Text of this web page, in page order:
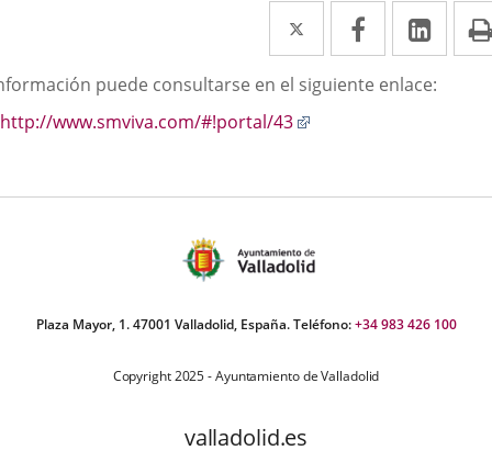
Twitter
Enlace
a
una
aplicación
Facebook
Enlace
a
una
a
una
puede consultarse en el siguiente enlace:
http://www.smviva.com/#!portal/43
aplicación
Plaza Mayor, 1. 47001 Valladolid, España. Teléfono:+34 983 426 100
Copyright 2025 - Ayuntamiento de Valladolid
valladolid.es